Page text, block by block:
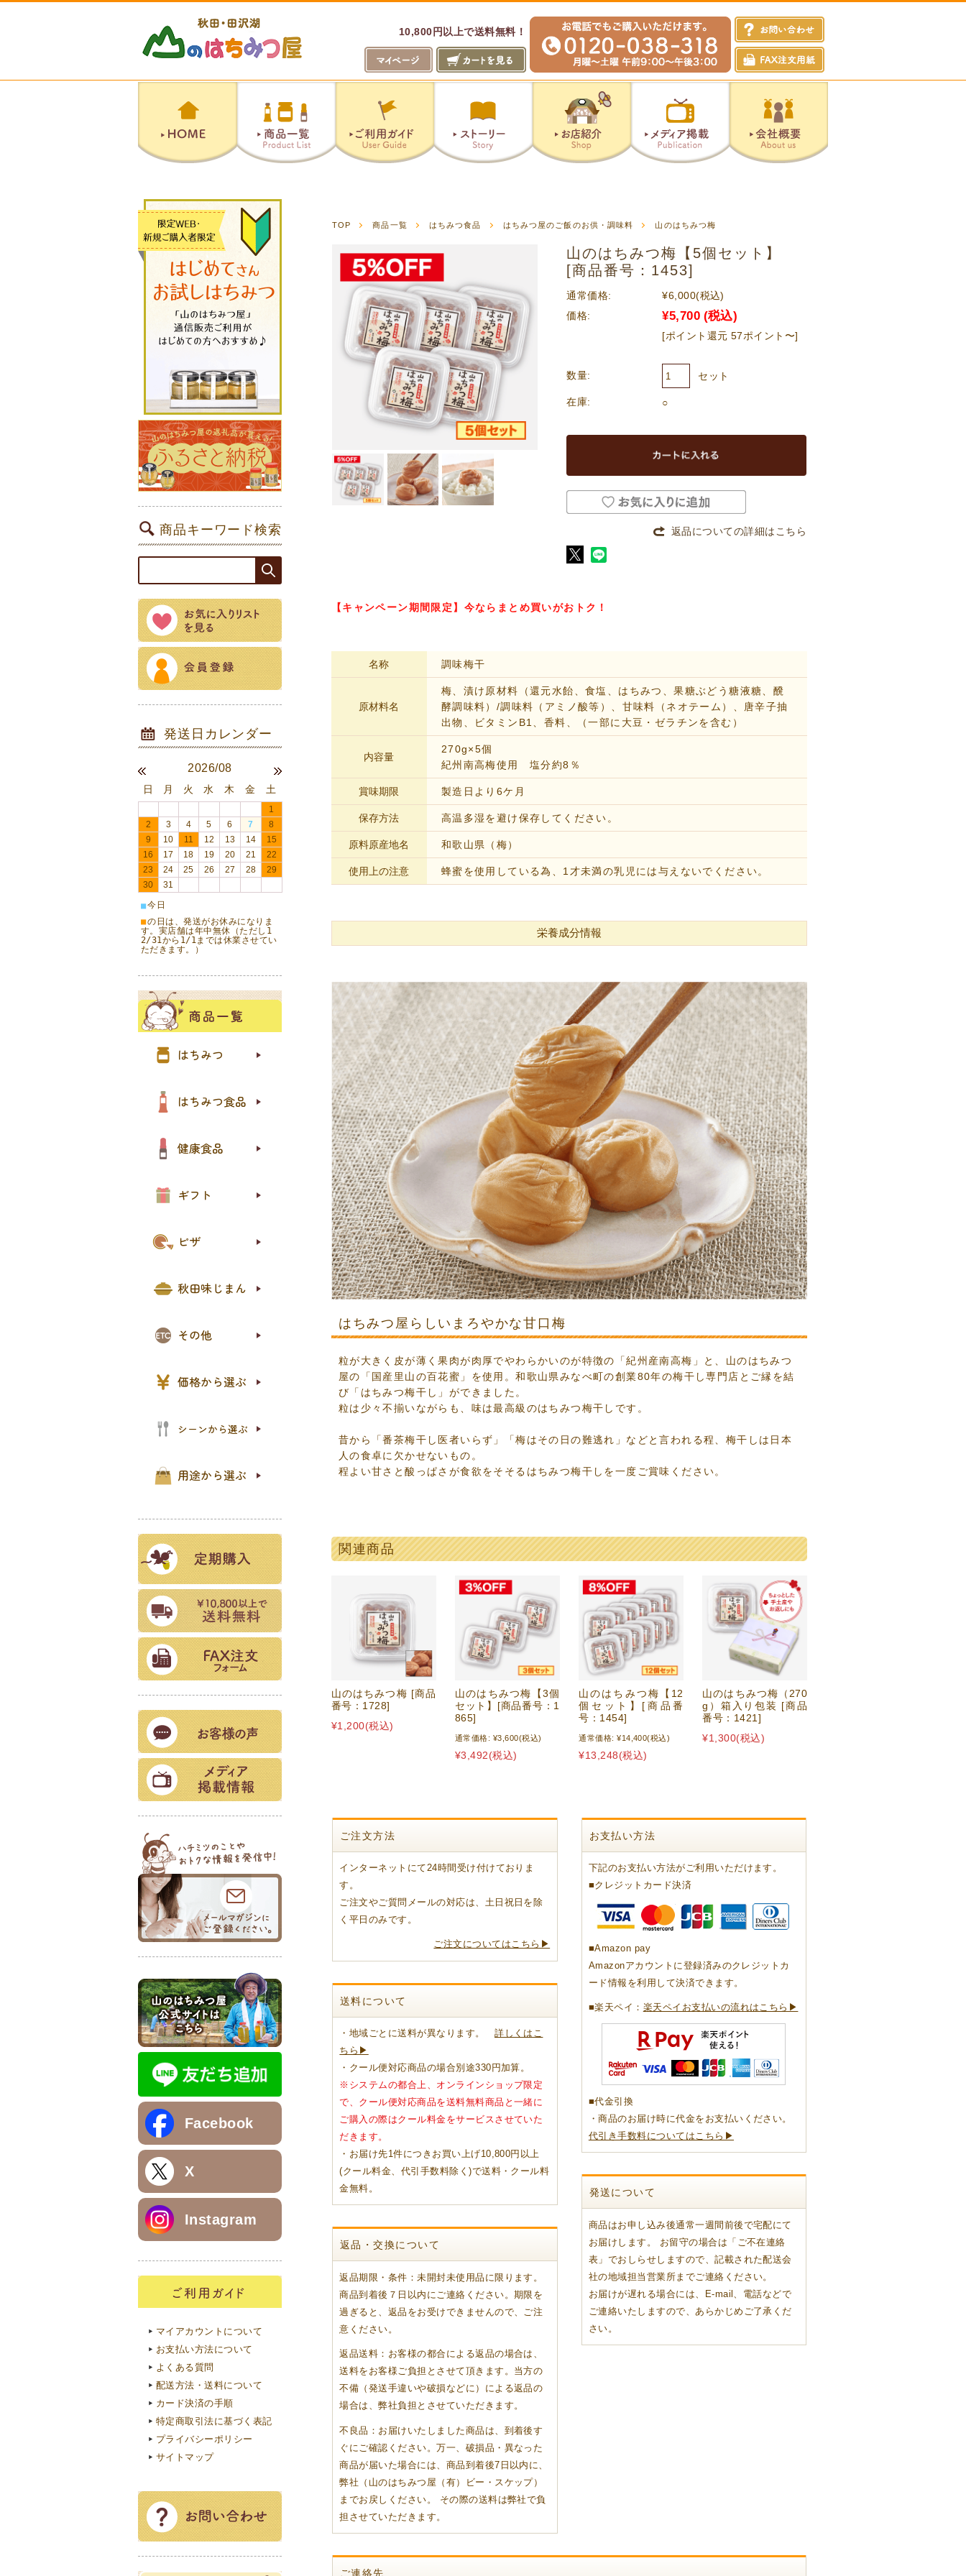
10,800円以上で送料無料！
TOP 商品一覧 はちみつ食品 はちみつ屋のご飯のお供・調味料 山のはちみつ梅
山のはちみつ梅【5個セット】
[商品番号：1453]
通常価格: ¥6,000(税込)
価格:
¥5,700 (税込)
[ポイント還元 57ポイント〜]
数量: セット
在庫: ○
返品についての詳細はこちら
【キャンペーン期間限定】今ならまとめ買いがおトク！
名称 調味梅干
原材料名
梅、漬け原材料（還元水飴、食塩、はちみつ、果糖ぶどう糖液糖、醗
酵調味料）/調味料（アミノ酸等）、甘味料（ネオテーム）、唐辛子抽
出物、ビタミンB1、香料、（一部に大豆・ゼラチンを含む）
内容量
270g×5個
紀州南高梅使用 塩分約8％
賞味期限 製造日より6ケ月
保存方法 高温多湿を避け保存してください。
原料原産地名 和歌山県（梅）
使用上の注意 蜂蜜を使用している為、1才未満の乳児には与えないでください。
栄養成分情報
はちみつ屋らしいまろやかな甘口梅
粒が大きく皮が薄く果肉が肉厚でやわらかいのが特徴の「紀州産南高梅」と、山のはちみつ
屋の「国産里山の百花蜜」を使用。和歌山県みなべ町の創業80年の梅干し専門店とご縁を結
び「はちみつ梅干し」ができました。
粒は少々不揃いながらも、味は最高級のはちみつ梅干しです。
昔から「番茶梅干し医者いらず」「梅はその日の難逃れ」などと言われる程、梅干しは日本
人の食卓に欠かせないもの。
程よい甘さと酸っぱさが食欲をそそるはちみつ梅干しを一度ご賞味ください。
関連商品
山のはちみつ梅 [商品
番号：1728]
¥1,200(税込)
山のはちみつ梅【3個
セット】[商品番号：1
865]
通常価格: ¥3,600(税込)
¥3,492(税込)
山のはちみつ梅【12
個セット】[商品番
号：1454]
通常価格: ¥14,400(税込)
¥13,248(税込)
山のはちみつ梅（270
g）箱入り包装 [商品
番号：1421]
¥1,300(税込)
ご注文方法
インターネットにて24時間受け付けておりま
す。
ご注文やご質問メールの対応は、土日祝日を除
く平日のみです。
ご注文についてはこちら▶
送料について
・地域ごとに送料が異なります。詳しくはこ
ちら▶
・クール便対応商品の場合別途330円加算。
※システムの都合上、オンラインショップ限定
で、クール便対応商品を送料無料商品と一緒に
ご購入の際はクール料金をサービスさせていた
だきます。
・お届け先1件につきお買い上げ10,800円以上
(クール料金、代引手数料除く)で送料・クール料
金無料。
返品・交換について
返品期限・条件：未開封未使用品に限ります。
商品到着後７日以内にご連絡ください。期限を
過ぎると、返品をお受けできませんので、ご注
意ください。
返品送料：お客様の都合による返品の場合は、
送料をお客様ご負担とさせて頂きます。当方の
不備（発送手違いや破損などに）による返品の
場合は、弊社負担とさせていただきます。
不良品：お届けいたしました商品は、到着後す
ぐにご確認ください。万一、破損品・異なった
商品が届いた場合には、商品到着後7日以内に、
弊社（山のはちみつ屋（有）ビー・スケップ）
までお戻しください。 その際の送料は弊社で負
担させていただきます。
お支払い方法
下記のお支払い方法がご利用いただけます。
■クレジットカード決済
■Amazon pay
Amazonアカウントに登録済みのクレジットカ
ード情報を利用して決済できます。
■楽天ペイ： 楽天ペイお支払いの流れはこちら▶
■代金引換
・商品のお届け時に代金をお支払いください。
代引き手数料についてはこちら▶
発送について
商品はお申し込み後通常一週間前後で宅配にて
お届けします。 お留守の場合は「ご不在連絡
表」でおしらせしますので、記載された配送会
社の地域担当営業所までご連絡ください。
お届けが遅れる場合には、E-mail、電話などで
ご連絡いたしますので、あらかじめご了承くだ
さい。
ご連絡先
商品キーワード検索
2026/08
日 月 火 水 木 金 土
1
2
3 4 5 6 7
8
9
10 11 12 13 14
15
16
17 18 19 20 21
22
23
24 25 26 27 28
29
30
31
■今日
■の日は、発送がお休みになりま
す。実店舗は年中無休（ただし1
2/31から1/1までは休業させてい
ただきます。）
はちみつ 夏のとくとく蜜蜂箱
季節限定はちみつ
more Honey
856シリーズ
国産純粋はちみつ 国産アカシヤはちみつ
国産トチはちみつ
国産 里山の百花蜜
世界の純粋はちみつ ハンガリー産アカシヤ
アカシヤ
オレンジ
レモン
コーヒー
ラベンダー
ブルーベリー
百花蜜
コムハニー
マヌカハニー
小分け容器
はちみつ食品 はちみつ屋のパンのお供 はちみつジャム
はちみつソース
はちみつバター
はちみつ屋のスイーツ みつどら
焼き菓子
おやつ
はちみつキャンディ
はちみつ屋のドリンク はちみつフルーツ酢
ハチミツ甘酒
ニテコはちみつサイダー
はちみつ屋のご飯のお供・調味料 お惣菜
山のはちみつ梅
ご飯のお供
調味料
おトクなまとめ買い
健康食品 プロポリス プロポリスエキス
粒・ソフトカプセル
その他
ローヤルゼリー 生ローヤルゼリー
粒・ソフトカプセル
その他
その他 健康食品／ドリンク 花粉荷
ポーレンパルメットS
ハニーミックス
おトクなまとめ買い
ギフト 送料無料ギフト
送料込みギフト
はちみつギフト
ジャム・ドリンクギフト
スイーツギフト
eギフト
ピザ
秋田味じまん
その他 オリジナルグッズ
PROHERB化粧品シリーズ
石鹸・歯磨き・フェイスマスク
プロポリスクリーム
レジ袋・手さげ袋
新規ご購入の方限定
価格から選ぶ 〜1,000円
1,001〜2,000円
2,001〜5,000円
5,001〜10,000円
10,000円以上
シーンから選ぶ
用途から選ぶ お試し商品
ご自宅商品
ギフト商品
プチギフト商品
セット商品
Facebook
X
Instagram
マイアカウントについて
お支払い方法について
よくある質問
配送方法・送料について
カード決済の手順
特定商取引法に基づく表記
プライバシーポリシー
サイトマップ